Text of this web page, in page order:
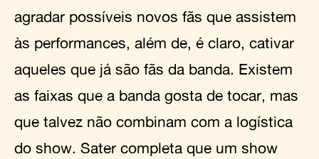
agradar possíveis novos fãs que assistem
às performances, além de, é claro, cativar
aqueles que já são fãs da banda. Existem
as faixas que a banda gosta de tocar, mas
que talvez não combinam com a logística
do show. Sater completa que um show